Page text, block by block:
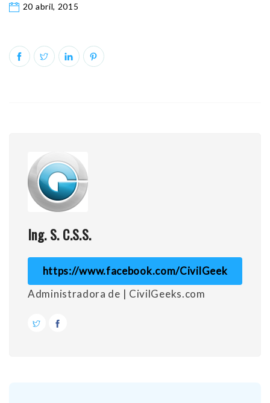
20 abril, 2015
Ing. S. C.S.S.
https://www.facebook.com/CivilGeek
Administradora de | CivilGeeks.com